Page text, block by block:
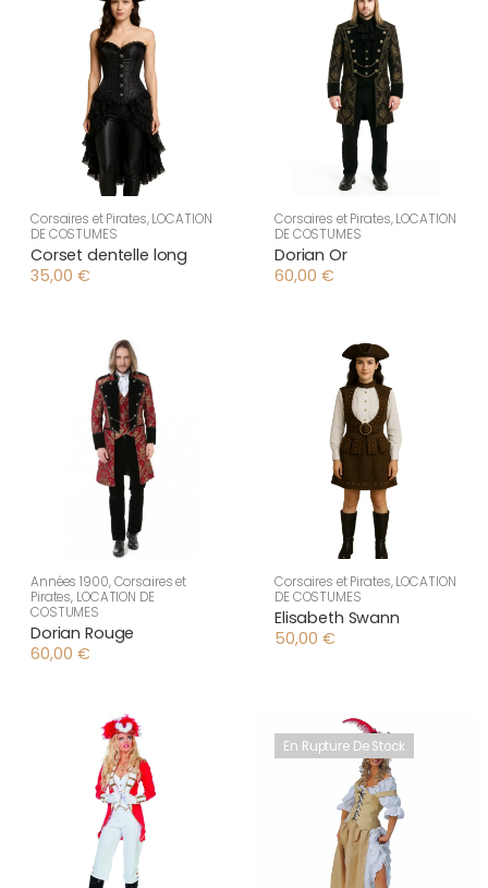
Corsaires et Pirates,LOCATION
DE COSTUMES
Corset dentelle long
35,00 €
Corsaires et Pirates,LOCATION
DE COSTUMES
Dorian Or
60,00 €
Années 1900,Corsaires et
Pirates, LOCATION DE
COSTUMES
Dorian Rouge
60,00 €
Corsaires et Pirates,LOCATION
DE COSTUMES
Elisabeth Swann
50,00 €
En Rupture De Stock